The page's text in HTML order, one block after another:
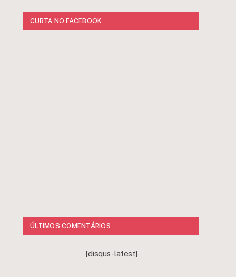
CURTA NO FACEBOOK
ÚLTIMOS COMENTÁRIOS
[disqus-latest]